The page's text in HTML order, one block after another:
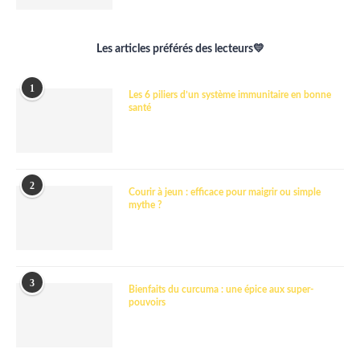
Les articles préférés des lecteurs💛
1
Les 6 piliers d’un système immunitaire en bonne
santé
2
Courir à jeun : efficace pour maigrir ou simple
mythe ?
3
Bienfaits du curcuma : une épice aux super-
pouvoirs